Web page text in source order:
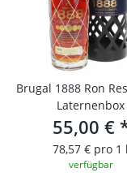
Brugal 1888 Ron
Laternenbox
55,00 €
78,57 € pro 1 l
verfügbar